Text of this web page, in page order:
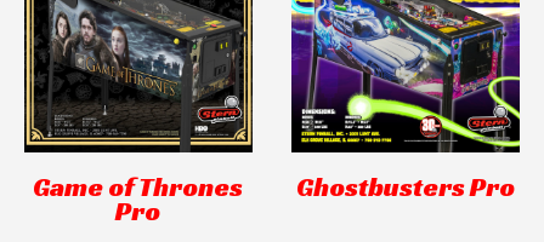
Game of Thrones
Pro
Ghostbusters Pro